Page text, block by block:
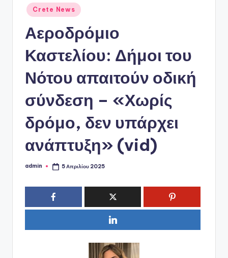
Αναρτήθηκε
σε
Crete News
Αεροδρόμιο
Καστελίου: Δήμοι του
Νότου απαιτούν οδική
σύνδεση – «Χωρίς
δρόμο, δεν υπάρχει
ανάπτυξη» (vid)
Συγγραφέας:
admin 5 Απριλίου 2025